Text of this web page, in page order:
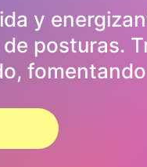
y
posturas.